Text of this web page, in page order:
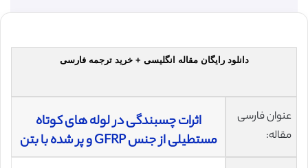
دانلود رایگان مقاله انگلیسی + خرید ترجمه فارسی
عنوان فارسی
مقاله:
اثرات چسبندگی در لوله های کوتاه
مستطیلی از جنس GFRP و پر شده با بتن